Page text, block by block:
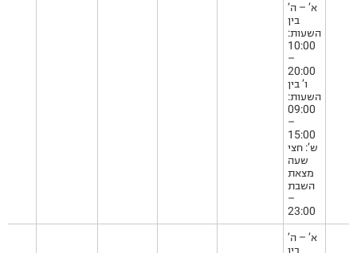
א’ – ה’
בין
השעות:
10:00
–
20:00
ו’ בין
השעות:
09:00
–
15:00
ש’: חצי
שעה
מצאת
השבת
–
23:00
א’ – ה’
בין